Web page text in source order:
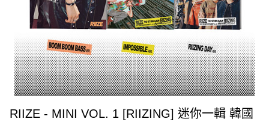
RIIZE - MINI VOL. 1 [RIIZING] 迷你一輯 韓國